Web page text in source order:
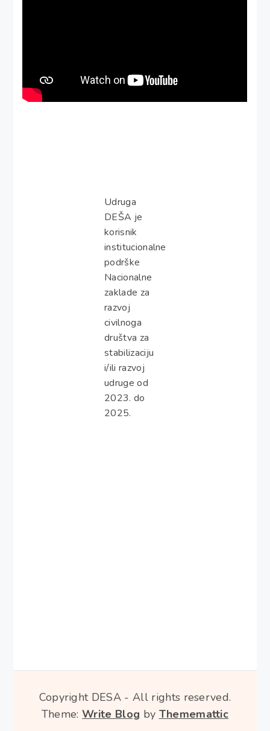
Udruga
DEŠA je
korisnik
institucionalne
podrške
Nacionalne
zaklade za
razvoj
civilnoga
društva za
stabilizaciju
i/ili razvoj
udruge od
2023. do
2025.
Copyright DESA - All rights reserved.
Theme: Write Blog by Thememattic